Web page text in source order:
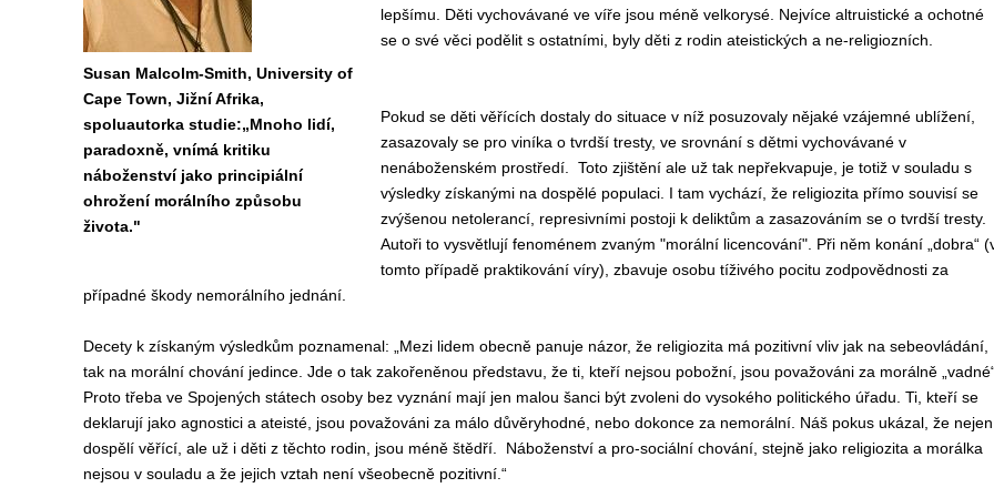
Susan Malcolm-Smith, University of
Cape Town, Jižní Afrika,
spoluautorka studie:„Mnoho lidí,
paradoxně, vnímá kritiku
náboženství jako principiální
ohrožení morálního způsobu
života."
lepšímu. Děti vychovávané ve víře jsou méně velkorysé. Nejvíce altruistické a ochotné
se o své věci podělit s ostatními, byly děti z rodin ateistických a ne-religiozních.
Pokud se děti věřících dostaly do situace v níž posuzovaly nějaké vzájemné ublížení,
zasazovaly se pro viníka o tvrdší tresty, ve srovnání s dětmi vychovávané v
nenáboženském prostředí. Toto zjištění ale už tak nepřekvapuje, je totiž v souladu s
výsledky získanými na dospělé populaci. I tam vychází, že religiozita přímo souvisí se
zvýšenou netolerancí, represivními postoji k deliktům a zasazováním se o tvrdší tresty.
Autoři to vysvětlují fenoménem zvaným "morální licencování". Při něm konání „dobra“
tomto případě praktikování víry), zbavuje osobu tíživého pocitu zodpovědnosti za
případné škody nemorálního jednání.
Decety k získaným výsledkům poznamenal: „Mezi lidem obecně panuje názor, že religiozita má pozitivní vliv jak na sebeovládání,
tak na morální chování jedince. Jde o tak zakořeněnou představu, že ti, kteří nejsou pobožní, jsou považováni za morálně
Proto třeba ve Spojených státech osoby bez vyznání mají jen malou šanci být zvoleni do vysokého politického úřadu. Ti, kteří se
deklarují jako agnostici a ateisté, jsou považováni za málo důvěryhodné, nebo dokonce za nemorální. Náš pokus ukázal, že nejen
dospělí věřící, ale už i děti z těchto rodin, jsou méně štědří. Náboženství a pro-sociální chování, stejně jako religiozita a morálka
nejsou v souladu a že jejich vztah není všeobecně pozitivní.“